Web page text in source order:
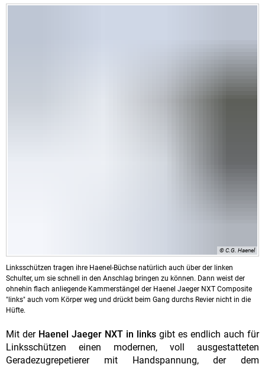
© C.G. Haenel
Linksschützen tragen ihre Haenel-Büchse natürlich auch über der linken
Schulter, um sie schnell in den Anschlag bringen zu können. Dann weist der
ohnehin flach anliegende Kammerstängel der Haenel Jaeger NXT Composite
"links" auch vom Körper weg und drückt beim Gang durchs Revier nicht in die
Hüfte.
Mit der Haenel Jaeger NXT in links gibt es endlich auch für
Linksschützen einen modernen, voll ausgestatteten
Geradezugrepetierer mit Handspannung, der dem